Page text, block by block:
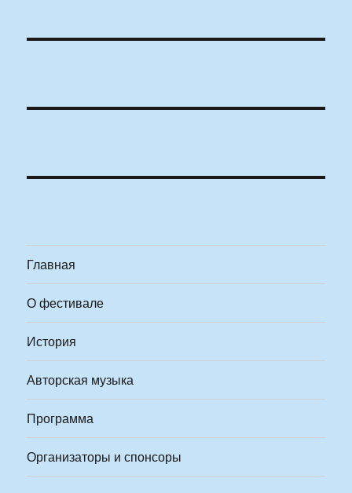
Главная
О фестивале
История
Авторская музыка
Программа
Организаторы и спонсоры